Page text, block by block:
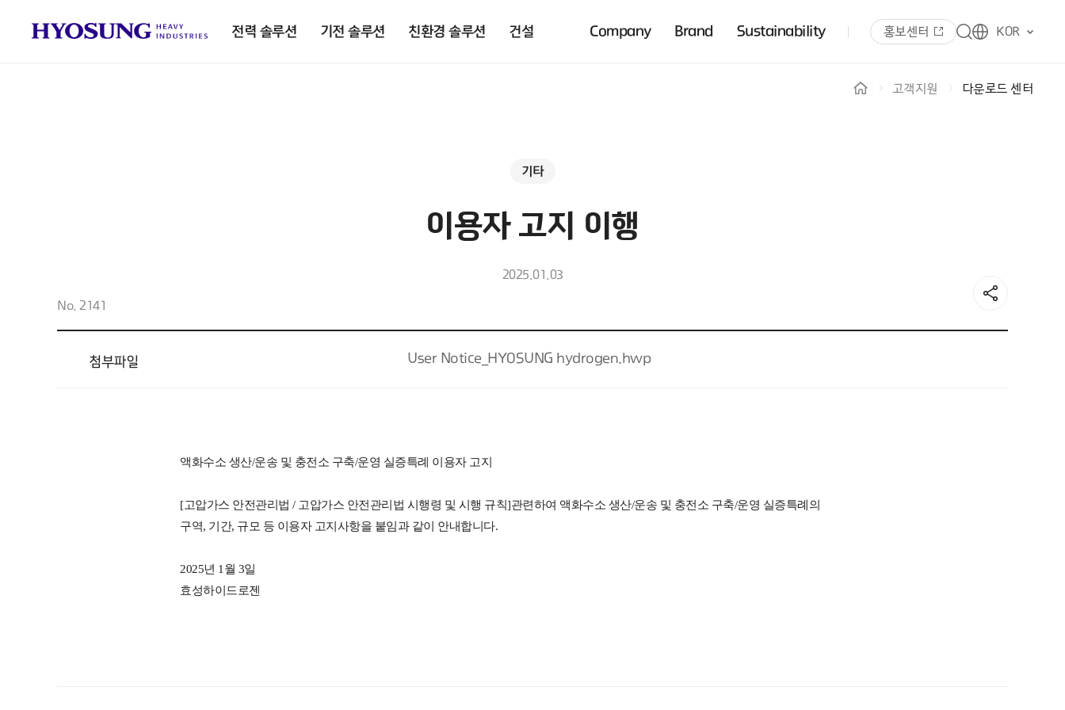
전력 솔루션 기전 솔루션 친환경 솔루션 건설 Company Brand Sustainability 홍보센터 KOR
고객지원 다운로드 센터
기타
이용자 고지 이행
2025.01.03
No. 2141
첨부파일 User Notice_HYOSUNG hydrogen.hwp
액화수소 생산/운송 및 충전소 구축/운영 실증특례 이용자 고지
[고압가스 안전관리법 / 고압가스 안전관리법 시행령 및 시행 규칙]관련하여 액화수소 생산/운송 및 충전소 구축/운영 실증특례의
구역, 기간, 규모 등 이용자 고지사항을 붙임과 같이 안내합니다.
2025년 1월 3일
효성하이드로젠